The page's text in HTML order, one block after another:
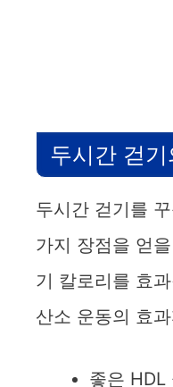
두시간 걷기
두시간 걷기를
가지 장점을 얻
기 칼로리를 효
산소 운동의 효
좋은 HDL